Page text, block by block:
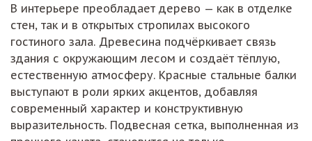
В интерьере преобладает дерево — как в отделке
стен, так и в открытых стропилах высокого
гостиного зала. Древесина подчёркивает связь
здания с окружающим лесом и создаёт тёплую,
естественную атмосферу. Красные стальные балки
выступают в роли ярких акцентов, добавляя
современный характер и конструктивную
выразительность. Подвесная сетка, выполненная из